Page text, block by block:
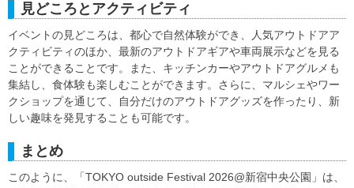
見どころとアクティビティ
イベントの見どころは、都心で自然体験ができ、人気アウトドアア
クティビティのほか、最新のアウトドアギアや車両展示などを見る
ことができることです。また、キッチンカーやアウトドアグルメも
集結し、食体験も楽しむことができます。さらに、マルシェやワー
クショップを通じて、自分だけのアウトドアグッズを作ったり、新
しい趣味を発見することも可能です。
まとめ
このように、「TOKYO outside Festival 2026@新宿中央公園」は、